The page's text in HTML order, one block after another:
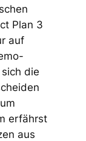
Plan 3
auf
die
erfährst
aus